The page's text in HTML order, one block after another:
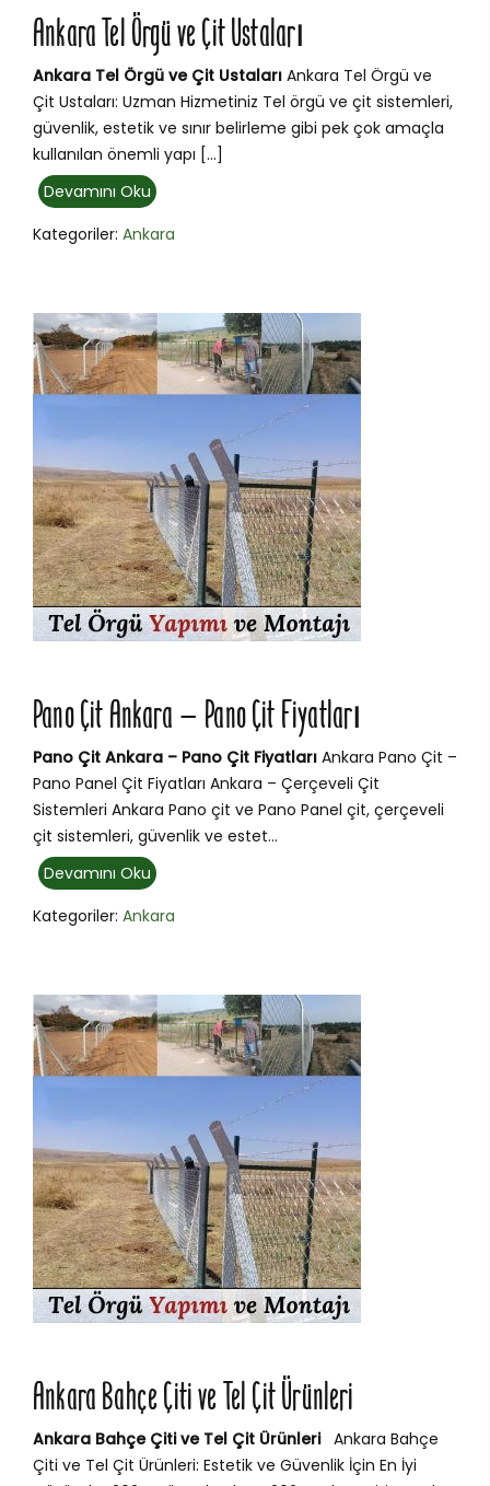
Ankara Tel Örgü ve Çit Ustaları
Ankara Tel Örgü ve Çit Ustaları Ankara Tel Örgü ve
Çit Ustaları: Uzman Hizmetiniz Tel örgü ve çit sistemleri,
güvenlik, estetik ve sınır belirleme gibi pek çok amaçla
kullanılan önemli yapı […]
Devamını Oku
Kategoriler: Ankara
Pano Çit Ankara – Pano Çit Fiyatları
Pano Çit Ankara – Pano Çit Fiyatları Ankara Pano Çit –
Pano Panel Çit Fiyatları Ankara – Çerçeveli Çit
Sistemleri Ankara Pano çit ve Pano Panel çit, çerçeveli
çit sistemleri, güvenlik ve estet...
Devamını Oku
Kategoriler: Ankara
Ankara Bahçe Çiti ve Tel Çit Ürünleri
Ankara Bahçe Çiti ve Tel Çit ÜrünleriAnkara Bahçe
Çiti ve Tel Çit Ürünleri: Estetik ve Güvenlik İçin En İyi